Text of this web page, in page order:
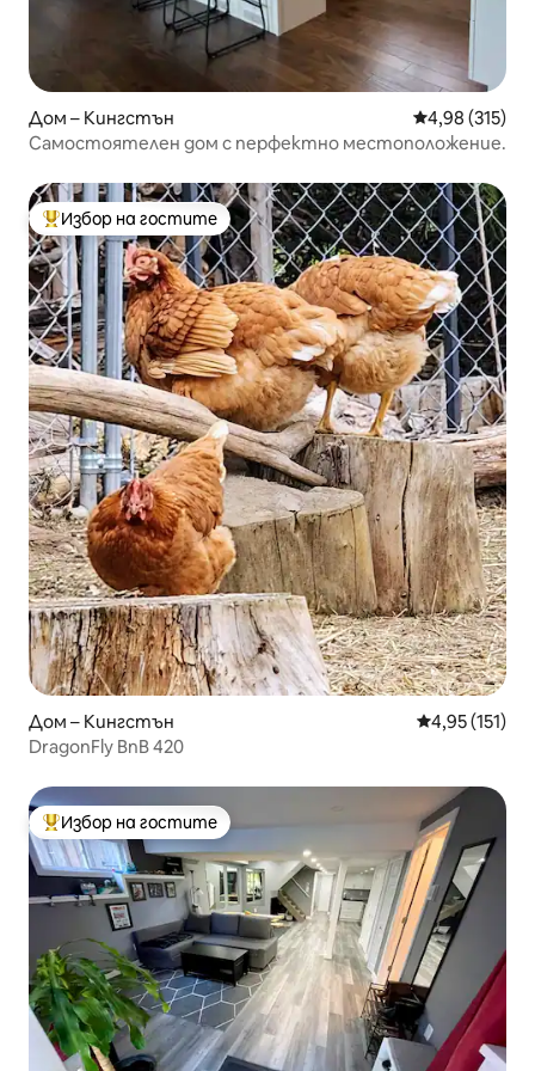
Дом – Кингстън Средна
4,98 (315)
Самостоятелен дом с перфектно местоположение.
Най-популярен избор на гостите
Избор на гостите
Дом – Кингстън Средна
4,95 (151)
DragonFly BnB 420
Най-популярен избор на гостите
Избор на гостите